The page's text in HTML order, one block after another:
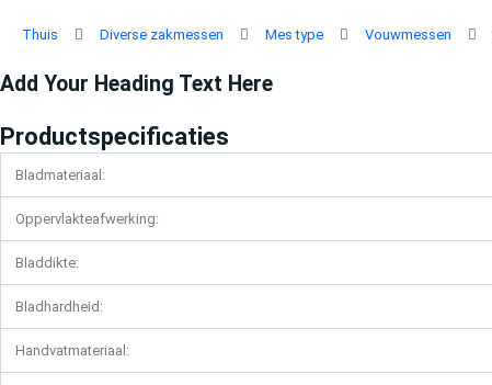
naar
inhoud
Thuis Diverse zakmessen Mes type Vouwmessen
Add Your Heading Text Here
Productspecificaties
Bladmateriaal:
Oppervlakteafwerking:
Bladdikte:
Bladhardheid:
Handvatmateriaal: